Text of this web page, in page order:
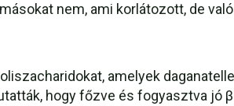
nem, ami korlátozott, de
amelyek
hogy főzve és fogyasztva jó